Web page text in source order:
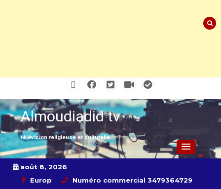
content
Almoudiadid tv
télévision religieuse et culturelle
août 8, 2026
Europ
Numéro commercial 3479364729